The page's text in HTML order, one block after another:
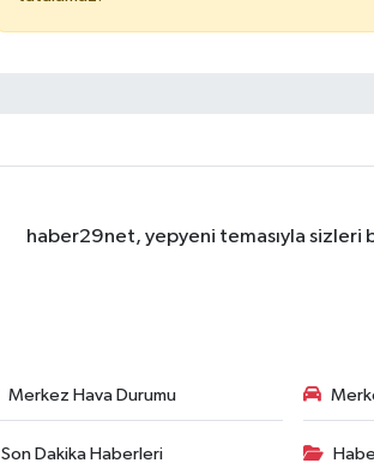
haber29net, yepyeni temasıyla sizleri
Merkez Hava Durumu
Son Dakika Haberleri